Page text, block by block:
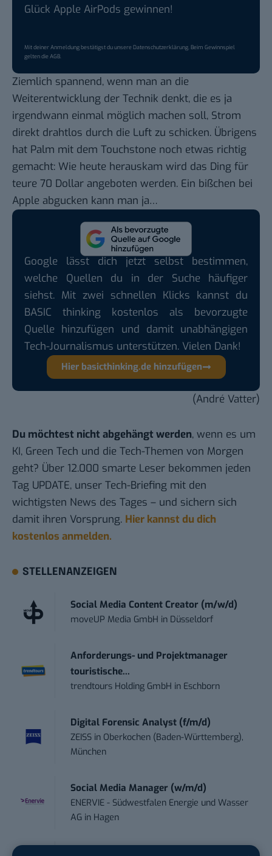
Glück Apple AirPods gewinnen!
Mit deiner Anmeldung bestätigst du unsereDatenschutzerklärung. Beim Gewinnspiel
gelten dieAGB.
Ziemlich spannend, wenn man an die
Weiterentwicklung der Technik denkt, die es ja
irgendwann einmal möglich machen soll, Strom
direkt drahtlos durch die Luft zu schicken. Übrigens
hat Palm mit dem Touchstone noch etwas richtig
gemacht: Wie heute herauskam wird das Ding für
teure 70 Dollar angeboten werden. Ein bißchen bei
Apple abgucken kann man ja…
Google lässt dich jetzt selbst bestimmen,
welche Quellen du in der Suche häufiger
siehst. Mit zwei schnellen Klicks kannst du
BASIC thinking kostenlos als bevorzugte
Quelle hinzufügen und damit unabhängigen
Tech-Journalismus unterstützen. Vielen Dank!
Hier basicthinking.de hinzufügen
(André Vatter)
Du möchtest nicht abgehängt werden, wenn es um
KI, Green Tech und die Tech-Themen von Morgen
geht? Über 12.000 smarte Leser bekommen jeden
Tag UPDATE, unser Tech-Briefing mit den
wichtigsten News des Tages – und sichern sich
damit ihren Vorsprung. Hier kannst du dich
kostenlos anmelden.
STELLENANZEIGEN
Social Media Content Creator (m/w/d)
moveUP Media GmbH in Düsseldorf
Anforderungs- und Projektmanager
touristische...
trendtours Holding GmbH in Eschborn
Digital Forensic Analyst (f/m/d)
ZEISS in Oberkochen (Baden-Württemberg),
München
Social Media Manager (w/m/d)
ENERVIE - Südwestfalen Energie und Wasser
AG in Hagen